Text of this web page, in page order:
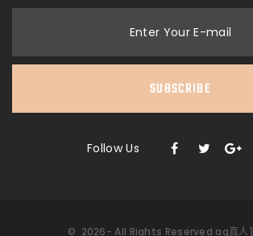
Enter Your E-mail
SUBSCRIBE
Follow Us
© 2026- All Rights Reserved ag真人